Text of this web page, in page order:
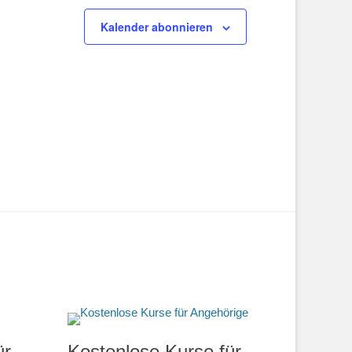
Kalender abonnieren